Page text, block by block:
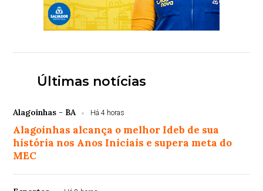
Últimas notícias
Alagoinhas - BA Há 4 horas
Alagoinhas alcança o melhor Ideb de sua
história nos Anos Iniciais e supera meta do
MEC